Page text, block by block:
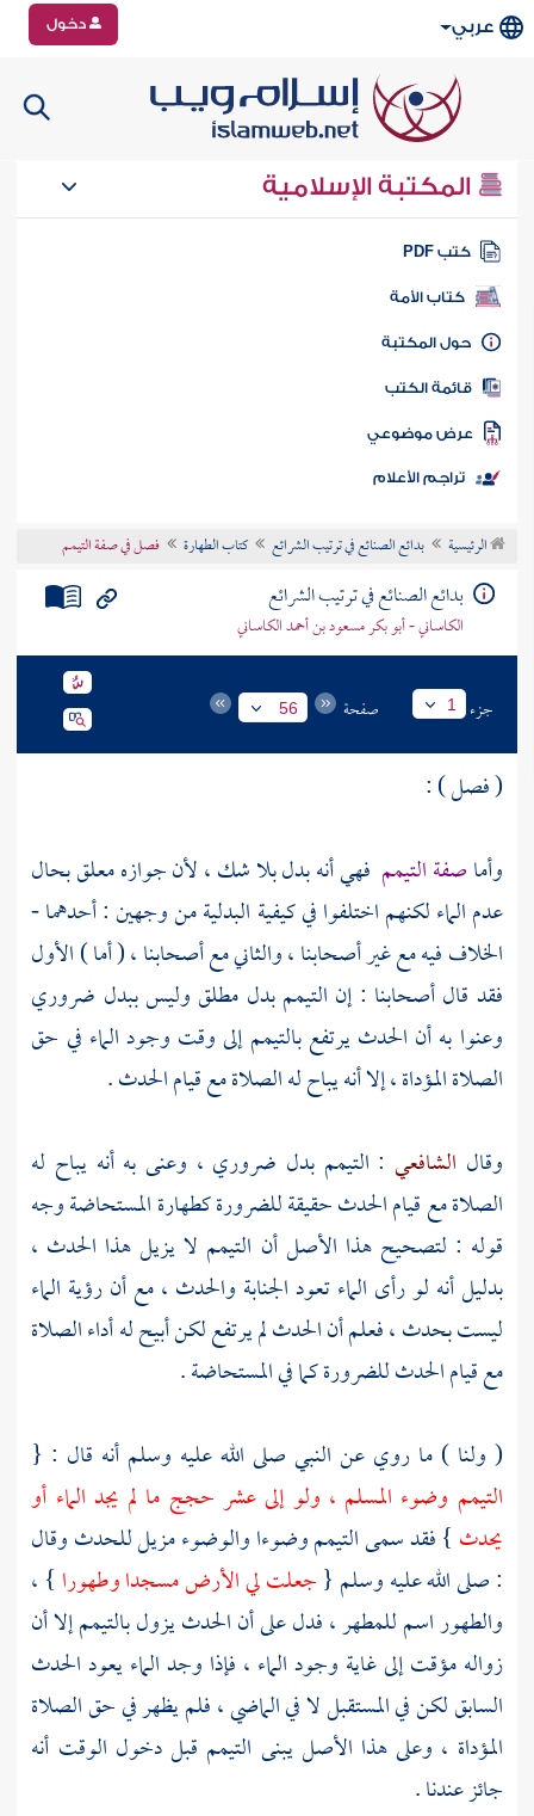
عربي دخول
المكتبة الإسلامية
كتب PDF
كتاب الأمة
المكتبة
الكتب
موضوعي
تراجم الأعلام
الرئيسية بدائع الصنائع في ترتيب الشرائع كتاب الطهارة فصل في صفة التيمم
بدائع الصنائع في ترتيب الشرائع
الكاساني - أبو بكر مسعود بن أحمد الكاساني
جزء 1 صفحة 56
( فصل ) :
وأماصفة التيمم فهي أنه بدل بلا شك ، لأن جوازه معلق بحال
عدم الماء لكنهم اختلفوا في كيفية البدلية من وجهين : أحدهما -
الخلاف فيه مع غير أصحابنا ، والثاني مع أصحابنا ، ( أما ) الأول
فقد قال أصحابنا : إن التيمم بدل مطلق وليس ببدل ضروري
وعنوا به أن الحدث يرتفع بالتيمم إلى وقت وجود الماء في حق
الصلاة المؤداة ، إلا أنه يباح له الصلاة مع قيام الحدث .
وقال الشافعي : التيمم بدل ضروري ، وعنى به أنه يباح له
الصلاة مع قيام الحدث حقيقة للضرورة كطهارة المستحاضة وجه
قوله : لتصحيح هذا الأصل أن التيمم لا يزيل هذا الحدث ،
بدليل أنه لو رأى الماء تعود الجنابة والحدث ، مع أن رؤية الماء
ليست بحدث ، فعلم أن الحدث لم يرتفع لكن أبيح له أداء الصلاة
مع قيام الحدث للضرورة كما في المستحاضة .
( ولنا ) ما روي عن النبي صلى الله عليه وسلم أنه قال : {
التيمم وضوء المسلم ، ولو إلى عشر حجج ما لم يجد الماء أو
يحدث } فقد سمى التيمم وضوءا والوضوء مزيل للحدث وقال
: صلى الله عليه وسلم {جعلت لي الأرض مسجدا وطهورا } ،
والطهور اسم للمطهر ، فدل على أن الحدث يزول بالتيمم إلا أن
زواله مؤقت إلى غاية وجود الماء ، فإذا وجد الماء يعود الحدث
السابق لكن في المستقبل لا في الماضي ، فلم يظهر في حق الصلاة
المؤداة ، وعلى هذا الأصل يبنى التيمم قبل دخول الوقت أنه
جائز عندنا .